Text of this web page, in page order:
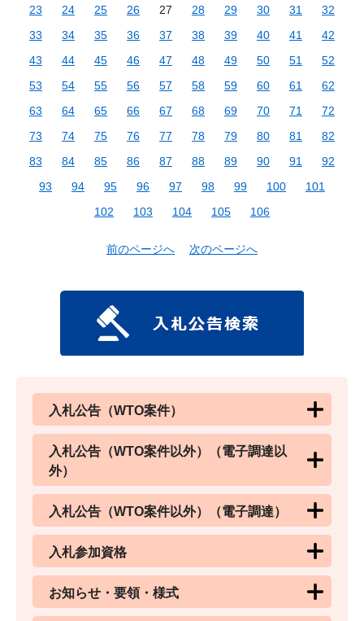
23
24 25 26 27 28 29 30 31
32
33
34 35 36 37 38 39 40 41
42
43
44 45 46 47 48 49 50 51
52
53
54 55 56 57 58 59 60 61
62
63
64 65 66 67 68 69 70 71
72
73
74 75 76 77 78 79 80 81
82
83
84 85 86 87 88 89 90 91
92
93
94 95 96 97 98 99 100
101
102
103 104 105 106
前のページへ 次のページへ
入札公告（WTO案件）
入札公告（WTO案件以外）（電子調達以
外）
入札公告（WTO案件以外）（電子調達）
入札参加資格
お知らせ・要領・様式